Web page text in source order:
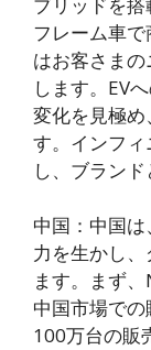
フレーム車
はお客さま
します。EV
変化を見極
す。インフ
し、ブランド
中国：中国
力を生かし
ます。まず
中国市場で
100万台の販